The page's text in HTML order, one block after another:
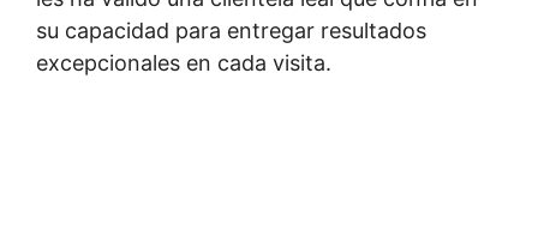
su capacidad para entregar resultados
excepcionales en cada visita.